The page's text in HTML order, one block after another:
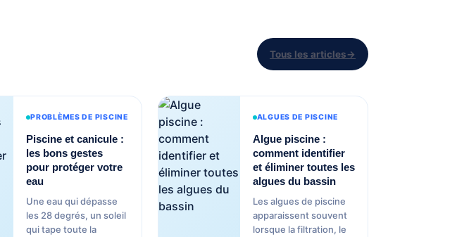
Tous les articles
PROBLÈMES DE PISCINE
Piscine et canicule :
les bons gestes
pour protéger votre
eau
Une eau qui dépasse
les 28 degrés, un soleil
qui tape toute la
ALGUES DE PISCINE
Algue piscine :
comment identifier
et éliminer toutes les
algues du bassin
Les algues de piscine
apparaissent souvent
lorsque la filtration, le